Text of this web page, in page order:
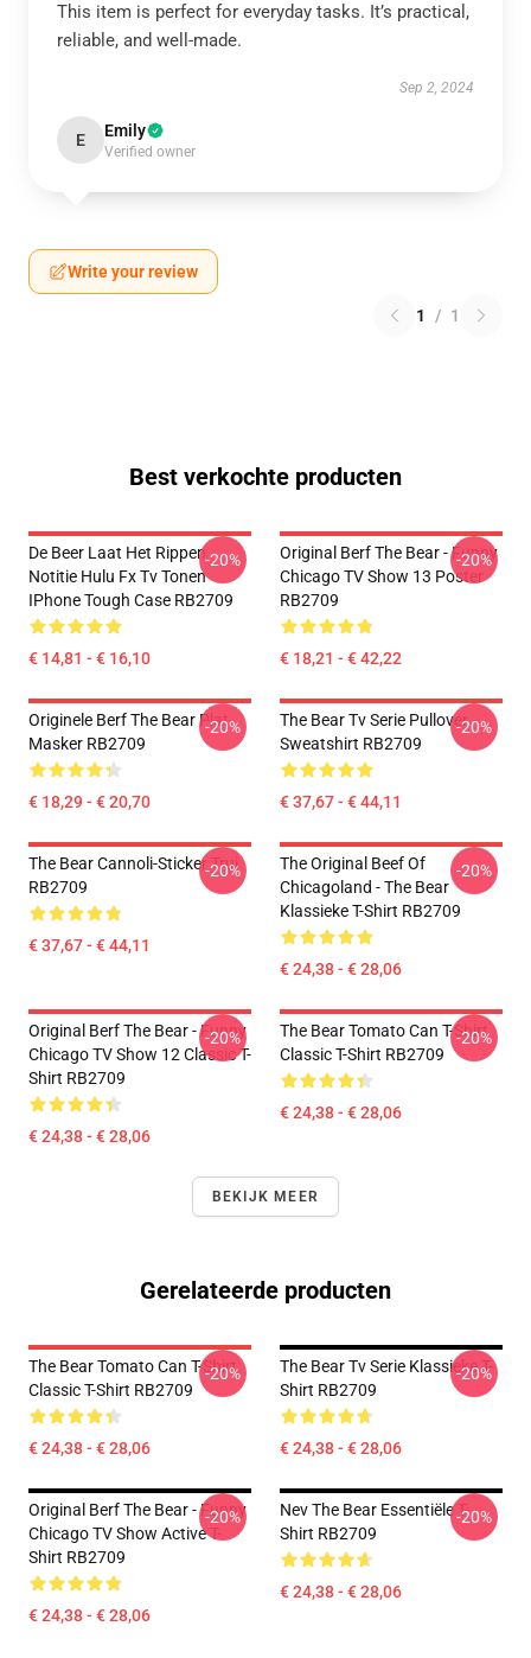
This item is perfect for everyday tasks. It’s practical,
reliable, and well-made.
Sep 2, 2024
E Emily
Verified owner
Write your review
1 / 1
Best verkochte producten
De Beer Laat Het Rippen
Notitie Hulu Fx Tv Tonen
IPhone Tough Case RB2709
€ 14,81 - € 16,10
-20%
Original Berf The Bear - Funny
Chicago TV Show 13 Poster
RB2709
€ 18,21 - € 42,22
-20%
Originele Berf The Bear Plat
Masker RB2709
€ 18,29 - € 20,70
-20%
The Bear Tv Serie Pullover
Sweatshirt RB2709
€ 37,67 - € 44,11
-20%
The Bear Cannoli-Sticker Trui
RB2709
€ 37,67 - € 44,11
-20%
The Original Beef Of
Chicagoland - The Bear
Klassieke T-Shirt RB2709
€ 24,38 - € 28,06
-20%
Original Berf The Bear - Funny
Chicago TV Show 12 Classic T-
Shirt RB2709
€ 24,38 - € 28,06
-20%
The Bear Tomato Can T-Shirt
Classic T-Shirt RB2709
€ 24,38 - € 28,06
-20%
BEKIJK MEER
Gerelateerde producten
The Bear Tomato Can T-Shirt
Classic T-Shirt RB2709
€ 24,38 - € 28,06
-20%
The Bear Tv Serie Klassieke T-
Shirt RB2709
€ 24,38 - € 28,06
-20%
Original Berf The Bear - Funny
Chicago TV Show Active T-
Shirt RB2709
€ 24,38 - € 28,06
-20%
Nev The Bear Essentiële T-
Shirt RB2709
€ 24,38 - € 28,06
-20%